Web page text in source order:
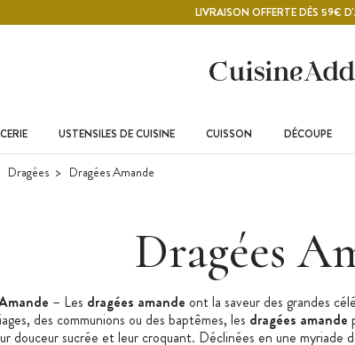
LIVRAISON OFFERTE DÈS 59€
USTENSILES DE CUISINE CUISSON DÉCOUPE
Dragées Dragées Amande
Dragées
– Les dragées amande ont la saveur des grandes
des communions ou des baptêmes, les dragées amande
douceur sucrée et leur croquant. Déclinées en une